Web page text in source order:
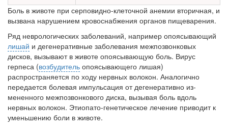
Боль в животе при серповидно-клеточной анемии вторичная, и
вызвана наруше­нием кровоснабжения органов пищеварения.
Ряд неврологических заболеваний, например опоясывающий
лишай и дегенера­тивные заболевания межпозвонковых
дисков, вызывают в животе опоясывающую боль. Вирус
герпеса (возбудитель опоясывающего лишая)
распространяется по ходу нервных волокон. Аналогично
передается болевая импульсация от дегенеративно из­
мененного межпозвонкового диска, вызывая боль вдоль
нервных волокон. Этиопато-генетическое лечение приводит к
уменьшению боли в животе.